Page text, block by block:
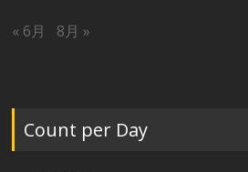
« 6月 8月 »
Count per Day